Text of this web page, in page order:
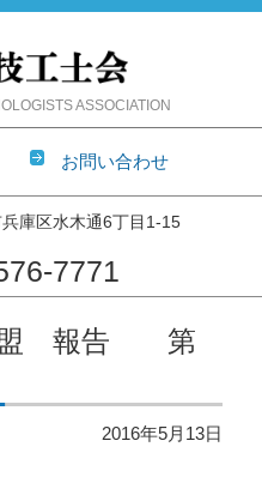
ASSOCIATION
お問い合わせ
庫区水木通6丁目1-15
7771
盟 報告 第
2016年5月13日